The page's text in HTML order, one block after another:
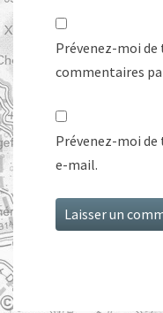
Prévenez-moi de
commentaires
Prévenez-moi de
e-mail.